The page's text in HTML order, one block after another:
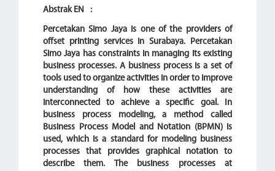
Abstrak EN :
Percetakan Simo Jaya is one of the providers of
offset printing services in Surabaya. Percetakan
Simo Jaya has constraints in managing its existing
business processes. A business process is a set of
tools used to organize activities in order to improve
understanding of how these activities are
interconnected to achieve a specific goal. In
business process modeling, a method called
Business Process Model and Notation (BPMN) is
used, which is a standard for modeling business
processes that provides graphical notation to
describe them. The business processes at